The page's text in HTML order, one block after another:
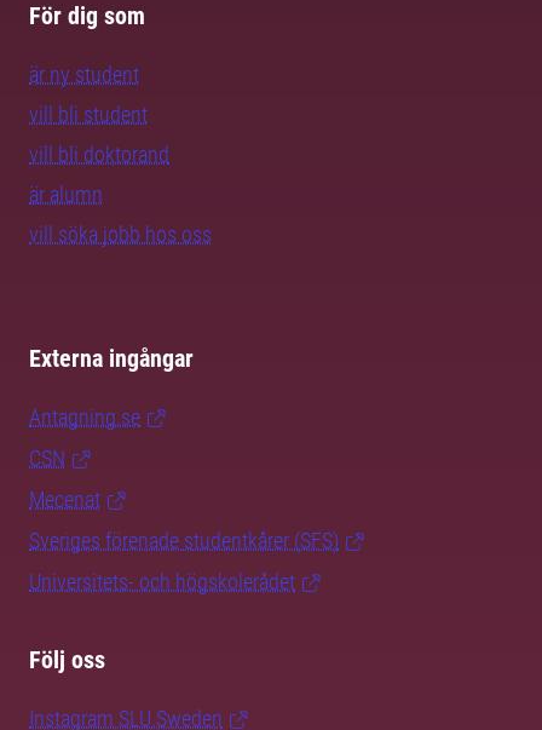
För dig som
är ny student
vill bli student
vill bli doktorand
är alumn
vill söka jobb hos oss
Externa ingångar
Antagning.se
CSN
Mecenat
Sveriges förenade studentkårer (SFS)
Universitets- och högskolerådet
Följ oss
Instagram SLU.Sweden